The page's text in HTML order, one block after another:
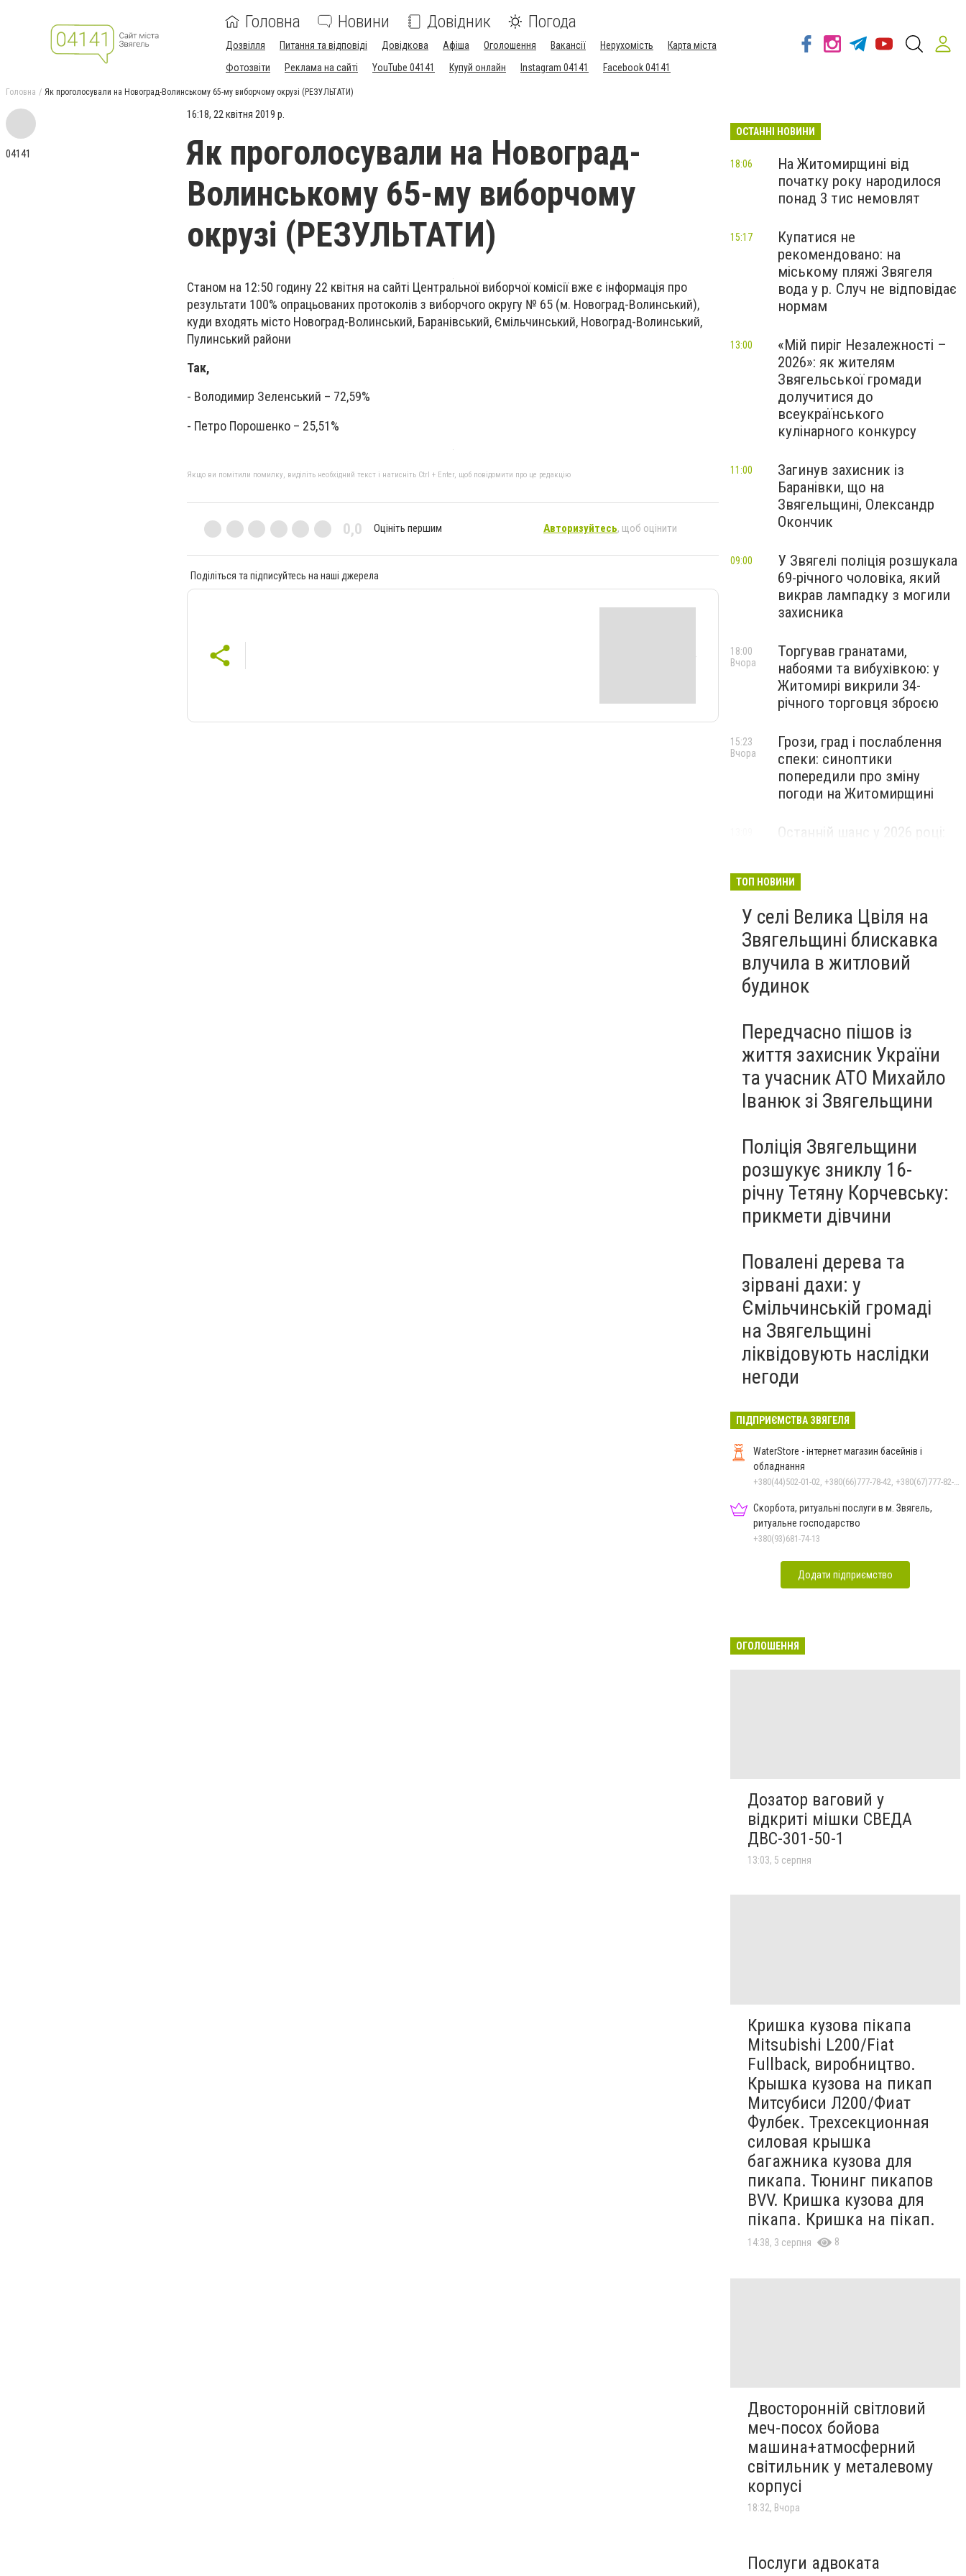
Головна Новини Довідник Погода
Дозвілля Питання та відповіді Довідкова Афіша Оголошення Вакансії Нерухомість
Карта міста
Фотозвіти
Реклама на сайті YouTube 04141 Купуй онлайн Instagram 04141 Facebook 04141
Головна Як проголосували на Новоград-Волинському 65-му виборчому окрузі (РЕЗУЛЬТАТИ)
04141
16:18, 22 квітня 2019 р.
Як проголосували на Новоград-
Волинському 65-му виборчому
окрузі (РЕЗУЛЬТАТИ)
Станом на 12:50 годину 22 квітня на сайті Центральної виборчої комісії вже є інформація про
результати 100% опрацьованих протоколів з виборчого округу № 65 (м. Новоград-Волинський),
куди входять місто Новоград-Волинський, Баранівський, Ємільчинський, Новоград-Волинський,
Пулинський райони
Так,
- Володимир Зеленський – 72,59%
- Петро Порошенко – 25,51%
Якщо ви помітили помилку, виділіть необхідний текст і натисніть Ctrl + Enter, щоб повідомити про це редакцію
0,0 Оцініть першим Авторизуйтесь, щоб оцінити
Поділіться та підписуйтесь на наші джерела
ОСТАННІ НОВИНИ
На Житомирщині від
початку року народилося
понад 3 тис немовлят
18:06
Купатися не
рекомендовано: на
міському пляжі Звягеля
вода у р. Случ не відповідає
нормам
15:17
«Мій пиріг Незалежності –
2026»: як жителям
Звягельської громади
долучитися до
всеукраїнського
кулінарного конкурсу
13:00
Загинув захисник із
Баранівки, що на
Звягельщині, Олександр
Окончик
11:00
У Звягелі поліція розшукала
69-річного чоловіка, який
викрав лампадку з могили
захисника
09:00
Торгував гранатами,
набоями та вибухівкою: у
Житомирі викрили 34-
річного торговця зброєю
18:00
Вчора
Грози, град і послаблення
спеки: синоптики
попередили про зміну
погоди на Житомирщині
15:23
Вчора
Останній шанс у 2026 році:
майбутніх водійок автобусів
ТОП НОВИНИ
У селі Велика Цвіля на
Звягельщині блискавка
влучила в житловий
будинок
Передчасно пішов із
життя захисник України
та учасник АТО Михайло
Іванюк зі Звягельщини
Поліція Звягельщини
розшукує зниклу 16-
річну Тетяну Корчевську:
прикмети дівчини
Повалені дерева та
зірвані дахи: у
Ємільчинській громаді
на Звягельщині
ліквідовують наслідки
негоди
ПІДПРИЄМСТВА ЗВЯГЕЛЯ
WaterStore - інтернет магазин басейнів і
обладнання
+380(44)502-01-02, +380(66)777-78-42, +380(67)777-82-19, +380(67)890-80-80, +380(73)890-80-80, +380(44)502-01-03
Скорбота, ритуальні послуги в м. Звягель,
ритуальне господарство
+380(93)681-74-13
Додати підприємство
ОГОЛОШЕННЯ
Дозатор ваговий у
відкриті мішки СВЕДА
ДВС-301-50-1
13:03, 5 серпня
Кришка кузова пікапа
Mitsubishi L200/Fiat
Fullback, виробництво.
Крышка кузова на пикап
Митсубиси Л200/Фиат
Фулбек. Трехсекционная
силовая крышка
багажника кузова для
пикапа. Тюнинг пикапов
BVV. Кришка кузова для
пікапа. Кришка на пікап.
14:38, 3 серпня 8
Двосторонній світловий
меч-посох бойова
машина+атмосферний
світильник у металевому
корпусі
18:32, Вчора
Послуги адвоката